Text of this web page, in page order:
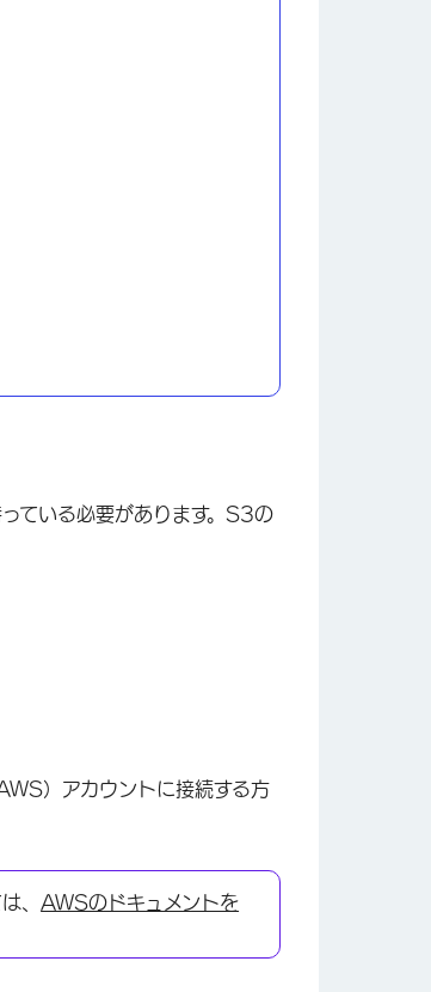
ている必要があります。S3の
）アカウントに接続する方
、 AWSのドキュメントを